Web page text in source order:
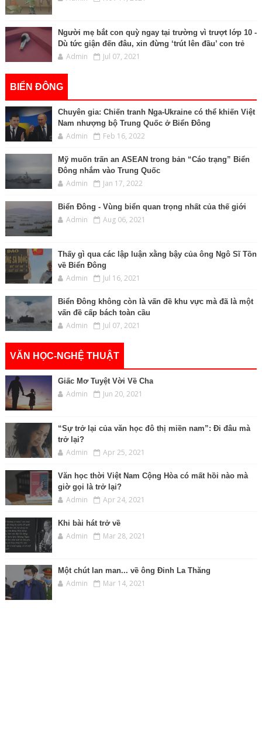
Người mẹ bắt con quỳ ngay tại trường vì trượt lớp 10 -
Dù tức giận đến đâu, xin đừng ‘trút lên đầu’ con trẻ
Admin Jul 07, 2021
BIỂN ĐÔNG
Chuyên gia: Chiến tranh Nga-Ukraine có thể khiến Việt
Nam nhượng bộ Trung Quốc ở Biển Đông
Admin Feb 16, 2022
Mỹ muốn trấn an ASEAN trong bản “Cáo trạng” Biển
Đông nhắm vào Trung Quốc
Admin Jan 17, 2022
Biển Đông - Vùng biển quan trọng nhất của thế giới
Admin Aug 06, 2021
Thấy gì qua các lập luận xằng bậy của ông Ngô Sĩ Tồn
về Biển Đông
Admin Jul 16, 2021
Biển Đông không còn là vấn đề khu vực mà đã là một
vấn đề cấp bách toàn cầu
Admin Jul 07, 2021
VĂN HỌC-NGHỆ THUẬT
Giấc Mơ Tuyệt Vời Về Cha
Admin Jun 20, 2021
“Sự trở lại của văn học đô thị miền nam”: Đi đâu mà
trở lại?
Admin Apr 25, 2021
Văn học thời Việt Nam Cộng Hòa có mất hồi nào mà
giờ gọi là trở lại?
Admin Apr 24, 2021
Khi bài hát trở về
Admin Mar 28, 2021
Một chút lan man... về ông Đinh La Thăng
Admin Mar 14, 2021